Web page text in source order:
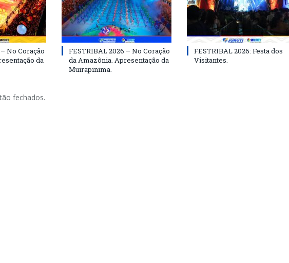
No Coração
da
FESTRIBAL 2026 – No Coração
da Amazônia. Apresentação da
Muirapinima.
FESTRIBAL 2026: Festa dos
Visitantes.
fechados.